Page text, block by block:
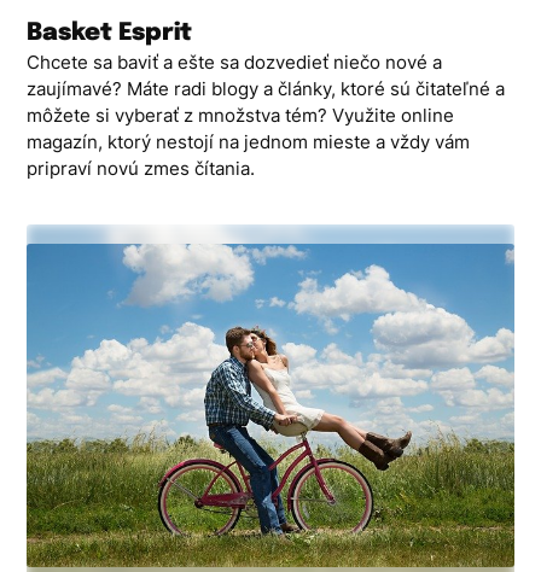
content
Basket Esprit
Chcete sa baviť a ešte sa dozvedieť niečo nové a
zaujímavé? Máte radi blogy a články, ktoré sú čitateľné a
môžete si vyberať z množstva tém? Využite online
magazín, ktorý nestojí na jednom mieste a vždy vám
pripraví novú zmes čítania.